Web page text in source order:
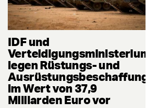
IDF und
Verteidigungsministerium
legen Rüstungs- und
Ausrüstungsbeschaffung
im Wert von 37,9
Milliarden Euro vor